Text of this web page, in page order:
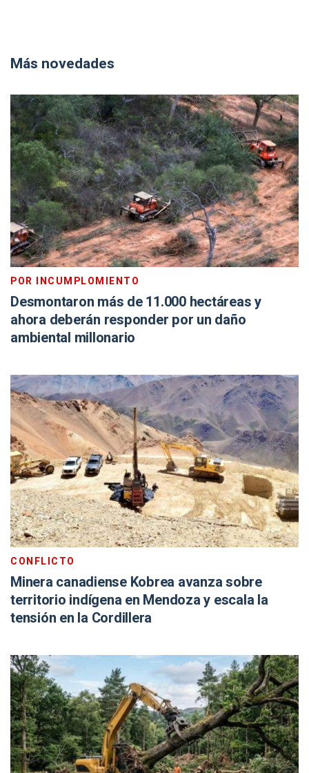
Más novedades
POR INCUMPLOMIENTO
Desmontaron más de 11.000 hectáreas y
ahora deberán responder por un daño
ambiental millonario
CONFLICTO
Minera canadiense Kobrea avanza sobre
territorio indígena en Mendoza y escala la
tensión en la Cordillera